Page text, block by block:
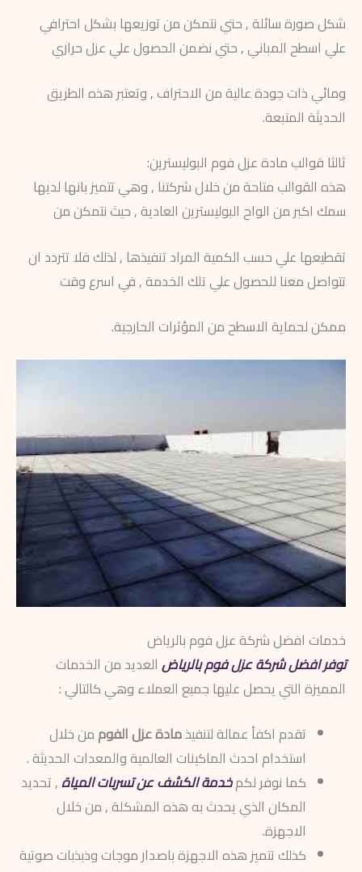
شكل صورة سائلة , حتي نتمكن من توزيعها بشكل احترافي
علي اسطح المباني , حتي نضمن الحصول علي عزل حراري
ومائي ذات جودة عالية من الاحتراف , وتعتبر هذه الطريق
الحديثة المتبعة.
ثالثا قوالب مادة عزل فوم البوليسترين:
هذه القوالب متاحة من خلال شركتنا , وهي تتميز بانها لديها
سمك اكبر من الواح البوليسترين العادية , حيث نتمكن من
تقطيعها علي حسب الكمية المراد تنفيذها , لذلك فلا تتردد ان
تتواصل معنا للحصول علي تلك الخدمة , في اسرع وقت
ممكن لحماية الاسطح من المؤثرات الحارجية.
خدمات افضل شركة عزل فوم بالرياض
توفر افضل شركة عزل فوم بالرياض العديد من الخدمات
المميزة التي يحصل عليها جميع العملاء وهي كالتالي :
تقدم اكفأ عمالة لتنفيذمادة عزل الفوممن خلال
استخدام احدث الماكينات العالمية والمعدات الحديثة .
كما نوفر لكمخدمة الكشف عن تسربات المياة, تحديد
المكان الذي يحدث به هذه المشكلة , من خلال
الاجهزة.
كذلك تتميز هذه الاجهزة باصدار موجات وذبذبات صوتية